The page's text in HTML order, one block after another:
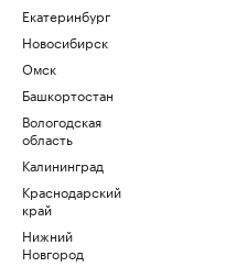
Екатеринбург
Новосибирск
Омск
Башкортостан
Вологодская
область
Калининград
Краснодарский
край
Нижний
Новгород